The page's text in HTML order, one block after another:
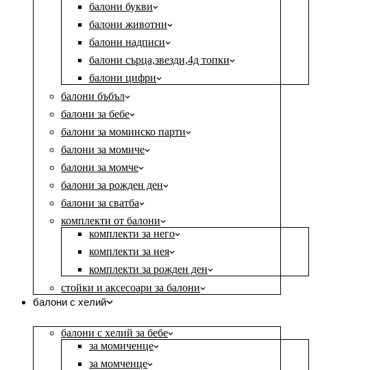
балони букви
балони животни
балони надписи
балони сърца,звезди,4д топки
балони цифри
балони бъбъл
балони за бебе
балони за моминско парти
балони за момиче
балони за момче
балони за рожден ден
балони за сватба
комплекти от балони
комплекти за него
комплекти за нея
комплекти за рожден ден
стойки и аксесоари за балони
балони с хелий
балони с хелий за бебе
за момиченце
за момченце